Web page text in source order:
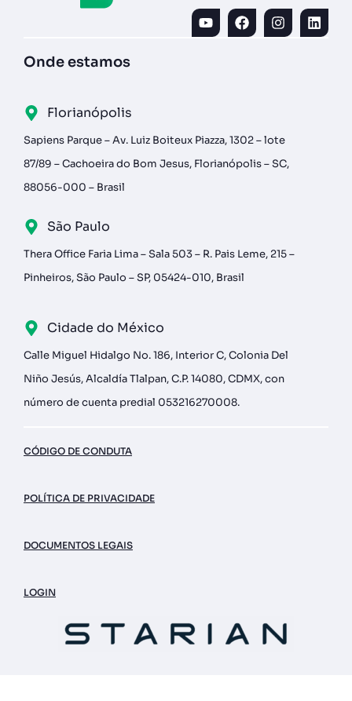
Onde estamos
Florianópolis
Sapiens Parque – Av. Luiz Boiteux Piazza, 1302 – lote
87/89 – Cachoeira do Bom Jesus, Florianópolis – SC,
88056-000 – Brasil
São Paulo
Thera Office Faria Lima – Sala 503 – R. Pais Leme, 215 –
Pinheiros, São Paulo – SP, 05424-010, Brasil
Cidade do México
Calle Miguel Hidalgo No. 186, Interior C, Colonia Del
Niño Jesús, Alcaldía Tlalpan, C.P. 14080, CDMX, con
número de cuenta predial 053216270008.
CÓDIGO DE CONDUTA
POLÍTICA DE PRIVACIDADE
DOCUMENTOS LEGAIS
LOGIN